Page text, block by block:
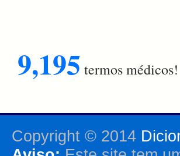
9,195 termos médicos!
Copyright © 2014